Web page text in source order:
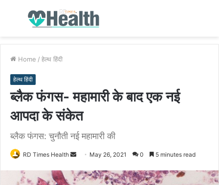
Menu
Home / हेल्थ हिंदी
हेल्थ हिंदी
ब्लैक फंगस- महामारी के बाद एक नई
आपदा के संकेत
ब्लैक फंगस: चुनौती नई महामारी की
RD Times Health
n
May 26, 2021 0 5 minutes read